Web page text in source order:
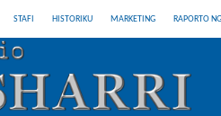
STAFI HISTORIKU MARKETING RAPORTO